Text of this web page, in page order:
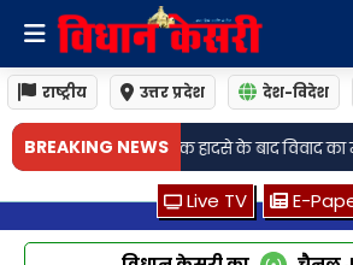
राष्ट्रीय उत्तर प्रदेश देश-विदेश
BREAKING NEWS
विवाद का मामला• लखनऊः परिजनों ने लगाया दहेज
Live TV E-